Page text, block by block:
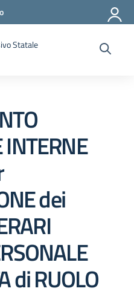
Statale
della scuola
INTERNE
dei
di RUOLO